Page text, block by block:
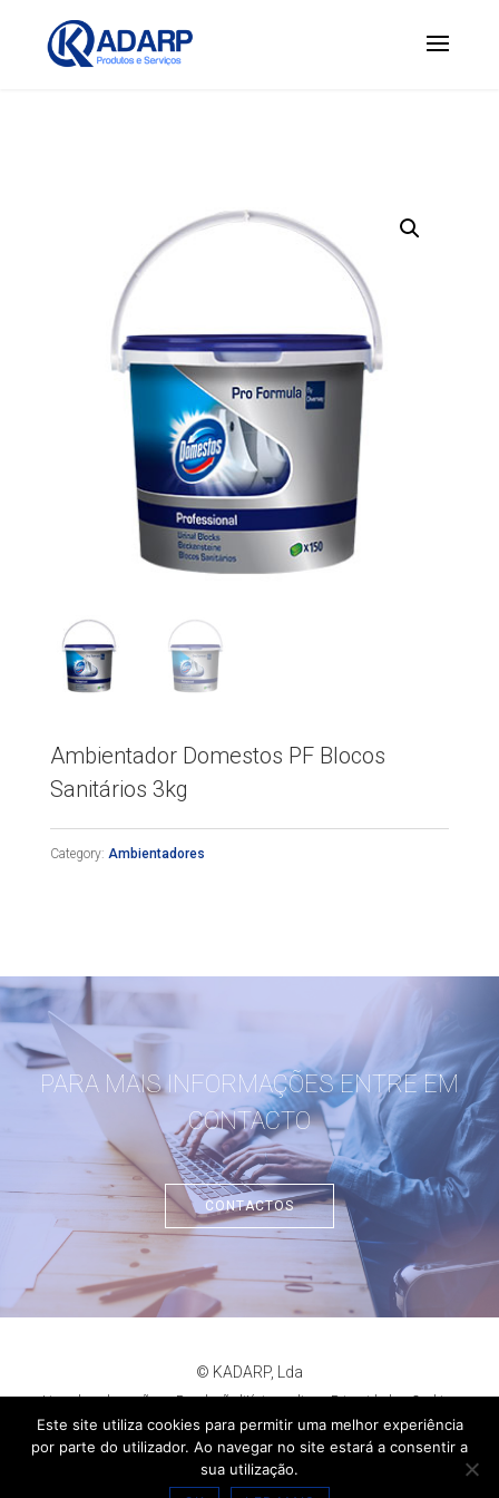
Ambientador Domestos PF Blocos
Sanitários 3kg
Category: Ambientadores
PARA MAIS INFORMAÇÕES ENTRE EM
CONTACTO
CONTACTOS
© KADARP, Lda
Livro de reclamações Resolução litígios online Privacidade
Cookies
criação de sites:criativo.net
Este site utiliza cookies para permitir uma melhor experiência
por parte do utilizador. Ao navegar no site estará a consentir a
sua utilização.